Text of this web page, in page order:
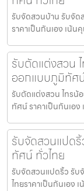
รับจัดสวนบ้าน รับจั
ราคาเป็นกันเอง เน้
รับตัดแต่งสวน
ออกแบบภูมิทัศ
รับตัดแต่งสวน ไทร
ทัศน์ ราคาเป็นกันเอ
รับจัดสวนแปด
ทัศน์ ทั่วไทย
รับจัดสวนแปดริ้ว รั
ไทยราคาเป็นกันเอง